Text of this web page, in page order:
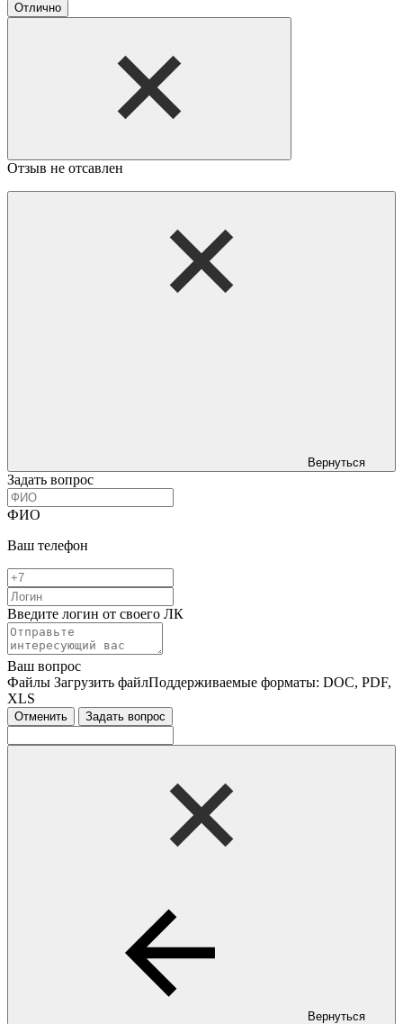
Отлично
Отзыв не отсавлен
Вернуться
Задать вопрос
ФИО
Ваш телефон
Введите логин от своего ЛК
Ваш вопрос
Файлы Загрузить файлПоддерживаемые форматы: DOC, PDF,
XLS
Отменить Задать вопрос
Вернуться